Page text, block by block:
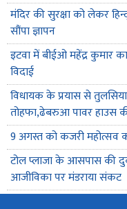
मंदिर की सुरक्षा को लेकर
सौंपा ज्ञापन
इटवा में बीईओ महेंद्र कुमार का
विदाई
विधायक के प्रयास से
तोहफा,ढेबरुआ पावर हाउस की
9 अगस्त को कजरी महोत्सव
टोल प्लाजा के आसपास की
आजीविका पर मंडराया संकट